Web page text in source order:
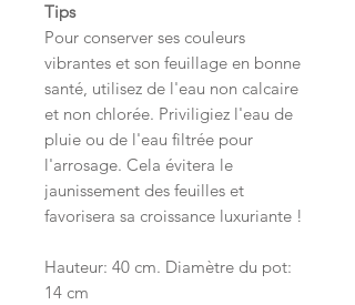
Tips
Pour conserver ses couleurs
vibrantes et son feuillage en bonne
santé, utilisez de l'eau non calcaire
et non chlorée. Priviligiez l'eau de
pluie ou de l'eau filtrée pour
l'arrosage. Cela évitera le
jaunissement des feuilles et
favorisera sa croissance luxuriante !
Hauteur: 40 cm. Diamètre du pot:
14 cm